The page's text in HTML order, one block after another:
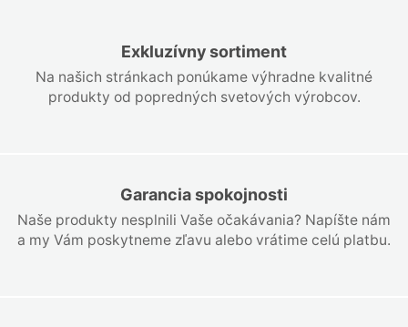
Exkluzívny sortiment
Na našich stránkach ponúkame výhradne kvalitné
produkty od popredných svetových výrobcov.
Garancia spokojnosti
Naše produkty nesplnili Vaše očakávania? Napíšte nám
a my Vám poskytneme zľavu alebo vrátime celú platbu.